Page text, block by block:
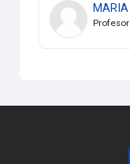
MARIA
Profesor